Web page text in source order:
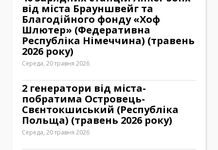
від міста Брауншвейг та
Благодійного фонду «Хоф
Шлютер» (Федеративна
Республіка Німеччина) (травень
2026 року)
Середа, 20 травня 2026
2 генератори від міста-
побратима Островець-
Свєнтокшиський (Республіка
Польща) (травень 2026 року)
Середа, 20 травня 2026